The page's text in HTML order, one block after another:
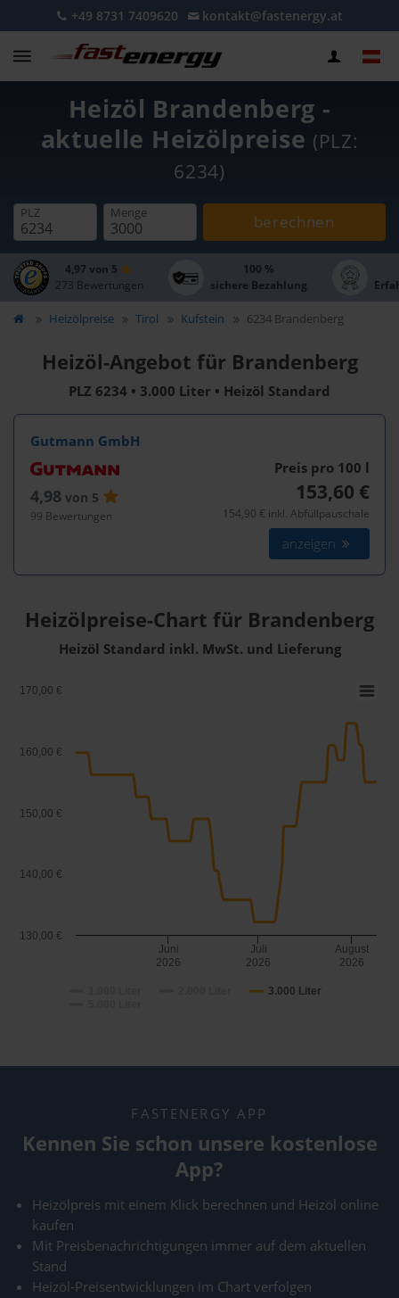
+49 8731 7409620 kontakt@fastenergy.at
Heizöl Brandenberg -
aktuelle Heizölpreise (PLZ:
6234)
PLZ Menge berechnen
4,97 von 5
273 Bewertungen
100 %
sichere Bezahlung
Heizölpreise Tirol Kufstein 6234 Brandenberg
Heizöl-Angebot für Brandenberg
PLZ 6234 • 3.000 Liter • Heizöl Standard
Gutmann GmbH
4,98 von 5
99 Bewertungen
Preis pro 100 l
153,60 €
154,90 € inkl. Abfüllpauschale
anzeigen
Heizölpreise-Chart für Brandenberg
Heizöl Standard inkl. MwSt. und Lieferung
3.000 Liter
Juni
2026
Juli
2026
August
2026
130,00 €
140,00 €
150,00 €
160,00 €
170,00 €
FASTENERGY APP
Kennen Sie schon unsere kostenlose
App?
Heizölpreis mit einem Klick berechnen und Heizöl online
kaufen
Mit Preisbenachrichtigungen immer auf dem aktuellen
Stand
Heizöl-Preisentwicklungen im Chart verfolgen